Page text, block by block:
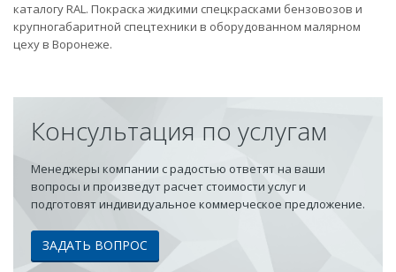
каталогу RAL. Покраска жидкими спецкрасками бензовозов и
крупногабаритной спецтехники в оборудованном малярном
цеху в Воронеже.
Консультация по услугам
Менеджеры компании с радостью ответят на ваши
вопросы и произведут расчет стоимости услуг и
подготовят индивидуальное коммерческое предложение.
ЗАДАТЬ ВОПРОС